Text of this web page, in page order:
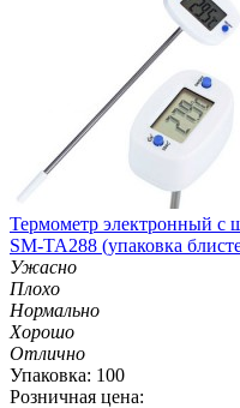
Термометр электронный с
SM-TA288 (упаковка
Ужасно
Плохо
Нормально
Хорошо
Отлично
Упаковка: 100
Розничная цена: